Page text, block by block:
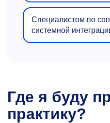
Специалистом по
системной
Где я буду
практику?